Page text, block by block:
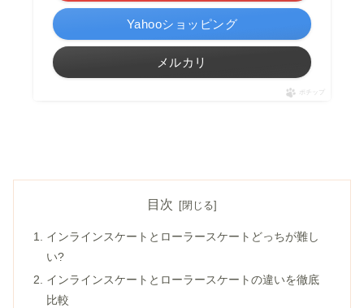
Yahooショッピング
メルカリ
ポチップ
目次
インラインスケートとローラースケートどっちが難し
い?
インラインスケートとローラースケートの違いを徹底
比較